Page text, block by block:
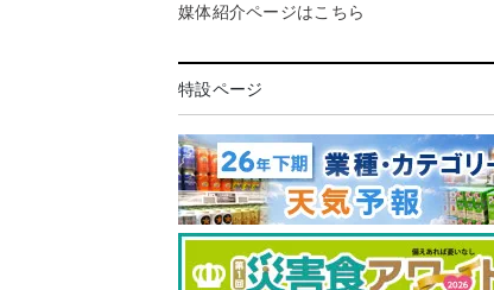
媒体紹介ページはこちら
特設ページ